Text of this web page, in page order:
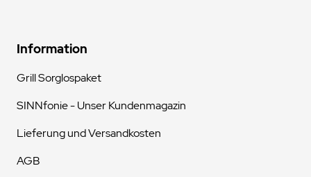
Information
Grill Sorglospaket
SINNfonie - Unser Kundenmagazin
Lieferung und Versandkosten
AGB